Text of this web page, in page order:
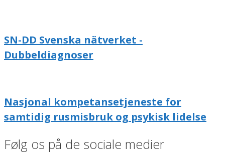
SN-DD Svenska nätverket -
Dubbeldiagnoser
Nasjonal kompetansetjeneste for
samtidig rusmisbruk og psykisk lidelse
Følg os på de sociale medier